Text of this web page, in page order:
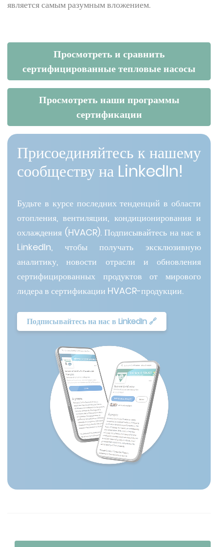
является самым разумным вложением.
Просмотреть и сравнить
сертифицированные тепловые насосы
Просмотреть наши программы
сертификации
Присоединяйтесь к нашему
сообществу на LinkedIn!
Будьте в курсе последних тенденций в области
отопления, вентиляции, кондиционирования и
охлаждения (HVACR). Подписывайтесь на нас в
LinkedIn, чтобы получать эксклюзивную
аналитику, новости отрасли и обновления
сертифицированных продуктов от мирового
лидера в сертификации HVACR-продукции.
Подписывайтесь на нас в LinkedIn 🔗